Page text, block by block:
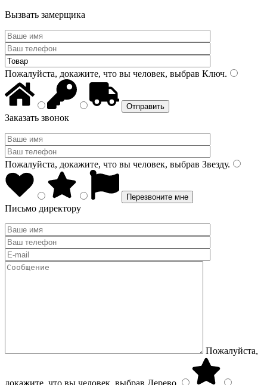
Вызвать замерщика
Пожалуйста, докажите, что вы человек, выбрав Ключ.
Заказать звонок
Пожалуйста, докажите, что вы человек, выбрав Звезду.
Письмо директору
Пожалуйста,
докажите, что вы человек, выбрав Дерево.